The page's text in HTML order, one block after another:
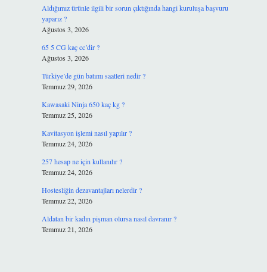
Aldığımız ürünle ilgili bir sorun çıktığında hangi kuruluşa başvuru
yaparız ?
Ağustos 3, 2026
65 5 CG kaç cc’dir ?
Ağustos 3, 2026
Türkiye’de gün batımı saatleri nedir ?
Temmuz 29, 2026
Kawasaki Ninja 650 kaç kg ?
Temmuz 25, 2026
Kavitasyon işlemi nasıl yapılır ?
Temmuz 24, 2026
257 hesap ne için kullanılır ?
Temmuz 24, 2026
Hostesliğin dezavantajları nelerdir ?
Temmuz 22, 2026
Aldatan bir kadın pişman olursa nasıl davranır ?
Temmuz 21, 2026